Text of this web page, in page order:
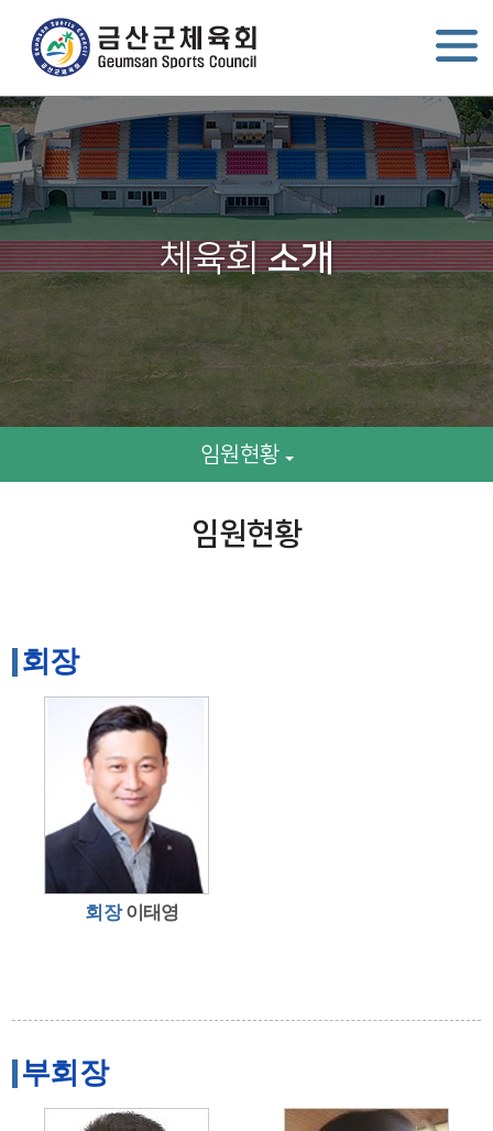
체육회소개
임원현황
임원현황
회장
회장 이태영
부회장